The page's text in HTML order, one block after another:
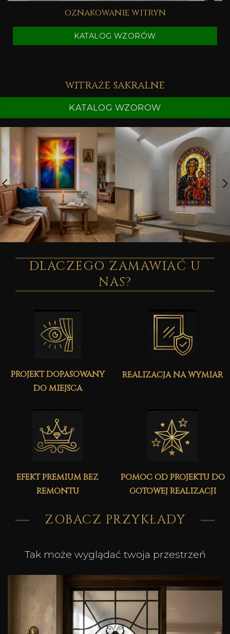
oznakowanie witryn
KATALOG WZORÓW
witraże sakralne
KATALOG WZOROW
DLACZEGO ZAMAWIAĆ U
NAS?
projekt dopasowany
do miejsca
realizacja na wymiar
efekt premium bez
remontu
pomoc od projektu do
gotowej realizacji
ZOBACZ PRZYKŁADY
Tak może wyglądać twoja przestrzeń